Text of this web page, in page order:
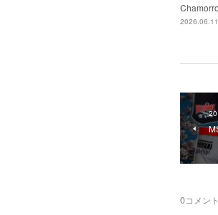
0コメント